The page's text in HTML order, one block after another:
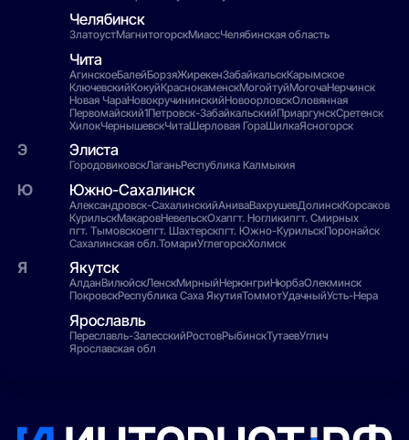
Челябинск
ЗлатоустМагнитогорскМиассЧелябинская область
Чита
АгинскоеБалейБорзяЖирекенЗабайкальскКарымское
КлючевскийКокуйКраснокаменскМогойтуйМогочаНерчинск
Новая ЧараНовокручининскийНовоорловскОловянная
Первомайский1Петровск-ЗабайкальскийПриаргунскСретенск
ХилокЧернышевскЧитаШерловая ГораШилкаЯсногорск
Элиста
ГородовиковскЛаганьРеспублика Калмыкия
Южно-Сахалинск
Александровск-СахалинскийАниваВахрушевДолинскКорсаков
КурильскМакаровНевельскОхапгт. Ногликипгт. Смирных
пгт. Тымовскоепгт. Шахтерскпгт. Южно-КурильскПоронайск
Сахалинская обл.ТомариУглегорскХолмск
Якутск
АлданВилюйскЛенскМирныйНерюнгриНюрбаОлекминск
ПокровскРеспублика Саха ЯкутияТоммотУдачныйУсть-Нера
Ярославль
Переславль-ЗалесскийРостовРыбинскТутаевУглич
Ярославская обл